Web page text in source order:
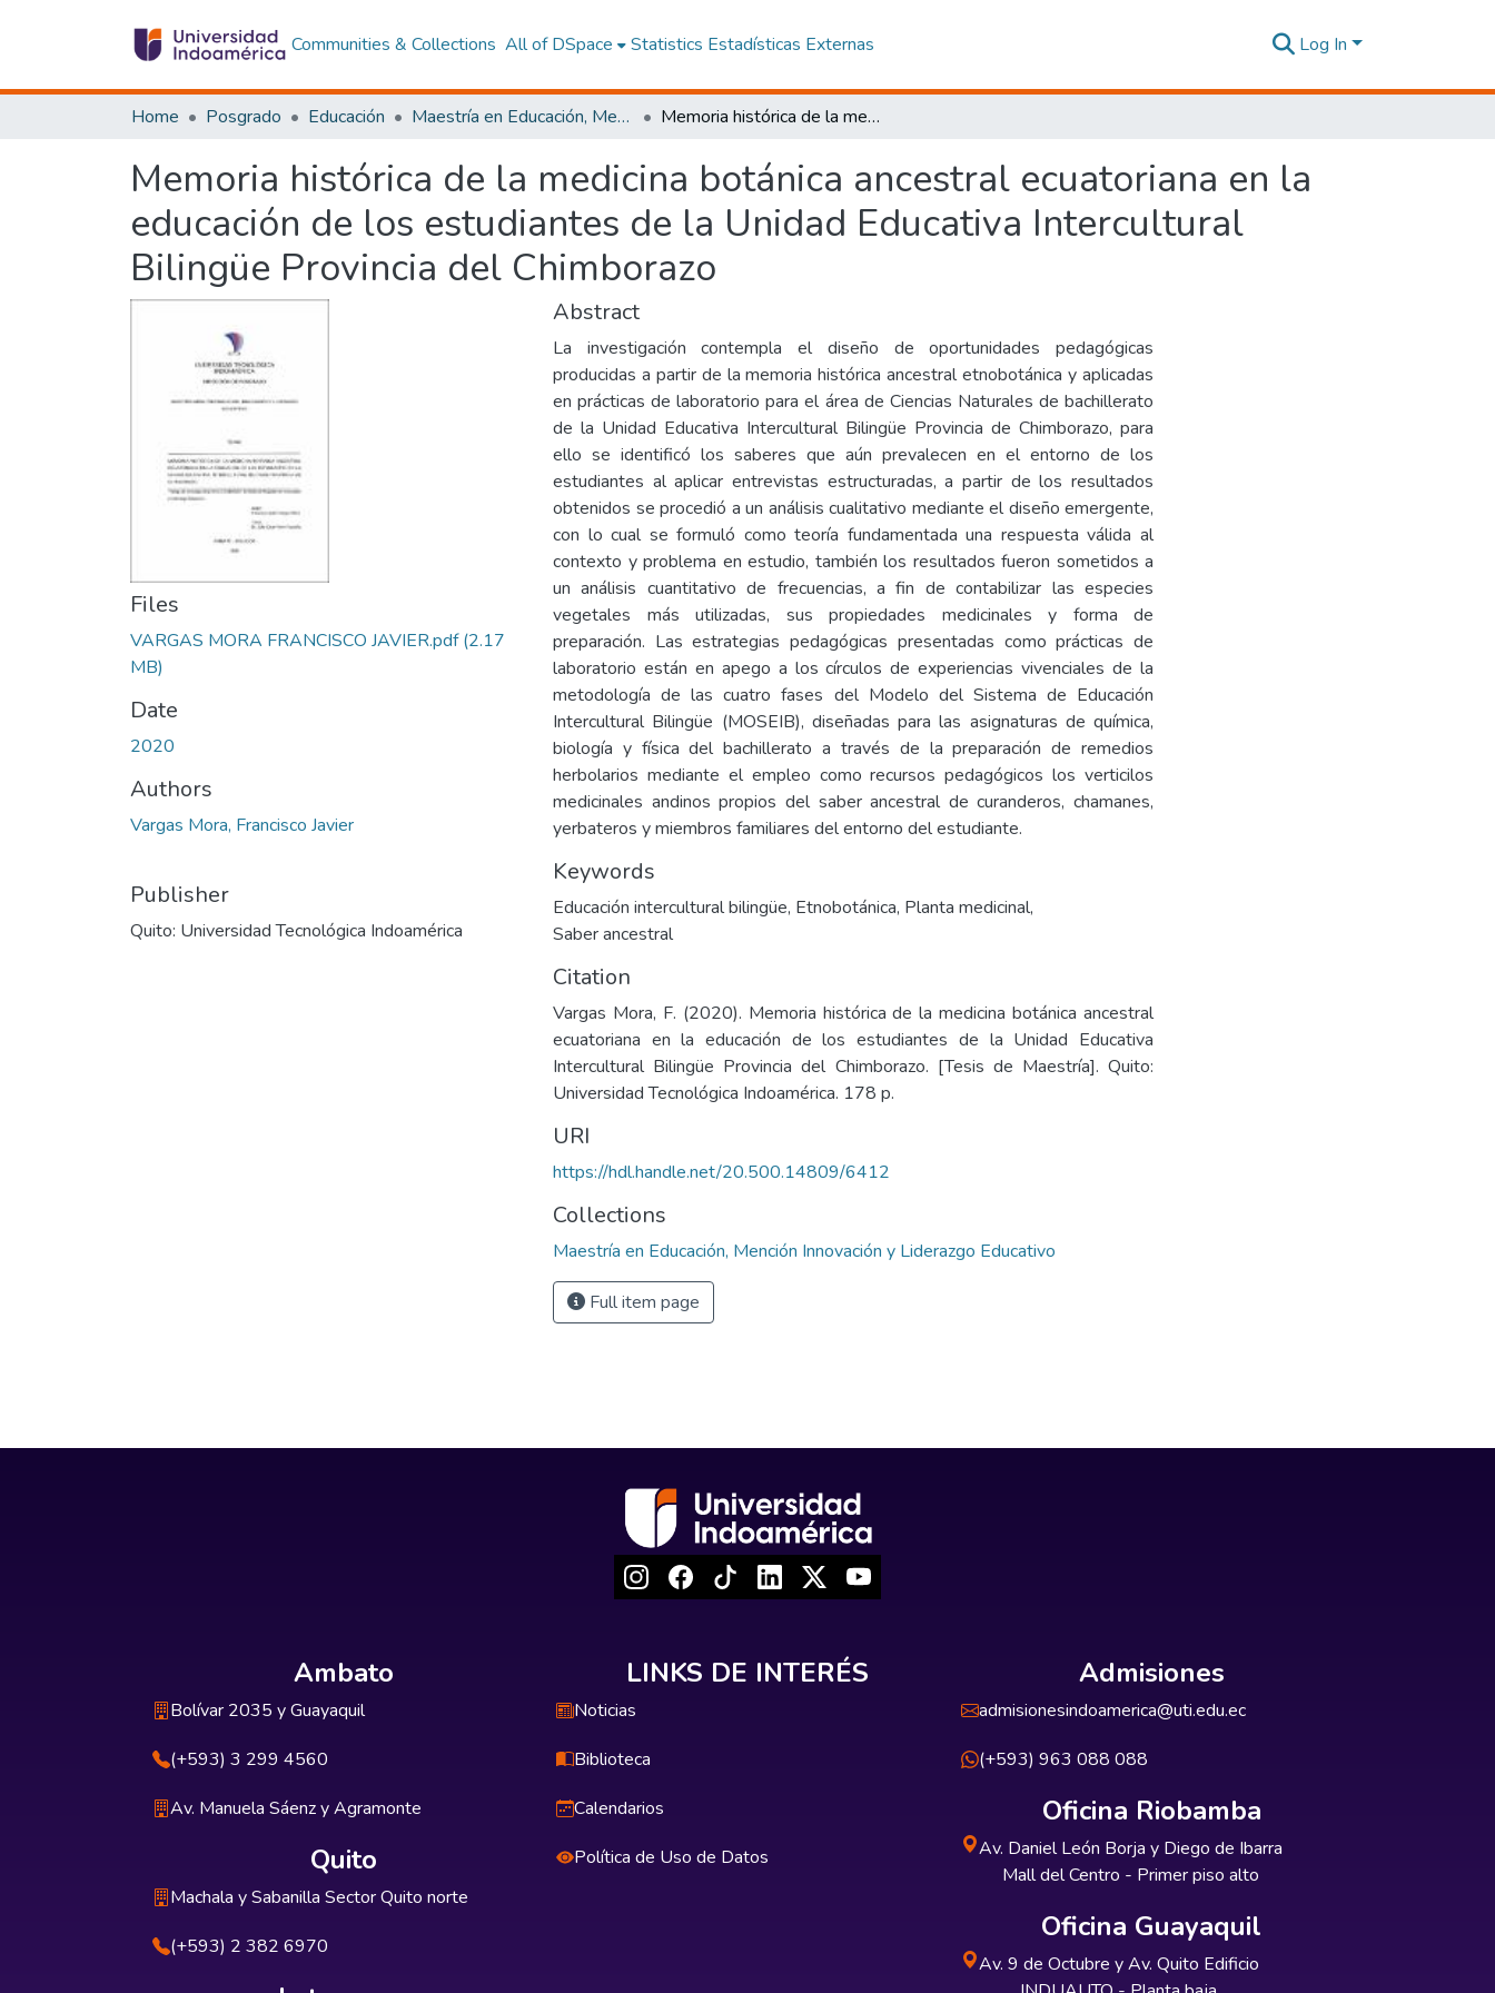
Communities & Collections All of DSpace Statistics Estadísticas Externas Log In
Home Posgrado Educación Maestría en Educación, Mención Innovación y Liderazgo Educativo Memoria histórica de la medicina botánica ancestral ecuatoriana en la educación de los estudiantes de la Unidad Educativa Intercultural Bilingüe Provincia del Chimborazo
Memoria histórica de la medicina botánica ancestral ecuatoriana en la
educación de los estudiantes de la Unidad Educativa Intercultural
Bilingüe Provincia del Chimborazo
Files
VARGAS MORA FRANCISCO JAVIER.pdf(2.17
MB)
Date
2020
Authors
Vargas Mora, Francisco Javier
Publisher
Quito: Universidad Tecnológica Indoamérica
Abstract
La investigación contempla el diseño de oportunidades pedagógicas
producidas a partir de la memoria histórica ancestral etnobotánica y aplicadas
en prácticas de laboratorio para el área de Ciencias Naturales de bachillerato
de la Unidad Educativa Intercultural Bilingüe Provincia de Chimborazo, para
ello se identificó los saberes que aún prevalecen en el entorno de los
estudiantes al aplicar entrevistas estructuradas, a partir de los resultados
obtenidos se procedió a un análisis cualitativo mediante el diseño emergente,
con lo cual se formuló como teoría fundamentada una respuesta válida al
contexto y problema en estudio, también los resultados fueron sometidos a
un análisis cuantitativo de frecuencias, a fin de contabilizar las especies
vegetales más utilizadas, sus propiedades medicinales y forma de
preparación. Las estrategias pedagógicas presentadas como prácticas de
laboratorio están en apego a los círculos de experiencias vivenciales de la
metodología de las cuatro fases del Modelo del Sistema de Educación
Intercultural Bilingüe (MOSEIB), diseñadas para las asignaturas de química,
biología y física del bachillerato a través de la preparación de remedios
herbolarios mediante el empleo como recursos pedagógicos los verticilos
medicinales andinos propios del saber ancestral de curanderos, chamanes,
yerbateros y miembros familiares del entorno del estudiante.
Keywords
Educación intercultural bilingüe, Etnobotánica, Planta medicinal,
Saber ancestral
Citation
Vargas Mora, F. (2020). Memoria histórica de la medicina botánica ancestral
ecuatoriana en la educación de los estudiantes de la Unidad Educativa
Intercultural Bilingüe Provincia del Chimborazo. [Tesis de Maestría]. Quito:
Universidad Tecnológica Indoamérica. 178 p.
URI
https://hdl.handle.net/20.500.14809/6412
Collections
Maestría en Educación, Mención Innovación y Liderazgo Educativo
Full item page
Ambato
Bolívar 2035 y Guayaquil
(+593) 3 299 4560
Av. Manuela Sáenz y Agramonte
Quito
Machala y Sabanilla Sector Quito norte
(+593) 2 382 6970
LINKS DE INTERÉS
Noticias
Biblioteca
Calendarios
Política de Uso de Datos
Admisiones
admisionesindoamerica@uti.edu.ec
(+593) 963 088 088
Oficina Riobamba
Av. Daniel León Borja y Diego de Ibarra
Mall del Centro - Primer piso alto
Oficina Guayaquil
Av. 9 de Octubre y Av. Quito Edificio